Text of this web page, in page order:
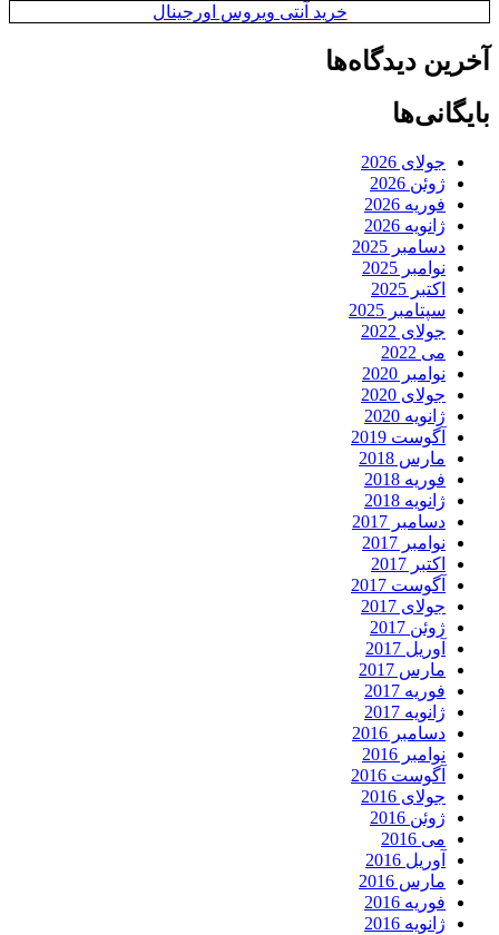
خرید آنتی ویروس اورجینال
آخرین دیدگاه‌ها
بایگانی‌ها
جولای 2026
ژوئن 2026
فوریه 2026
ژانویه 2026
دسامبر 2025
نوامبر 2025
اکتبر 2025
سپتامبر 2025
جولای 2022
می 2022
نوامبر 2020
جولای 2020
ژانویه 2020
آگوست 2019
مارس 2018
فوریه 2018
ژانویه 2018
دسامبر 2017
نوامبر 2017
اکتبر 2017
آگوست 2017
جولای 2017
ژوئن 2017
آوریل 2017
مارس 2017
فوریه 2017
ژانویه 2017
دسامبر 2016
نوامبر 2016
آگوست 2016
جولای 2016
ژوئن 2016
می 2016
آوریل 2016
مارس 2016
فوریه 2016
ژانویه 2016